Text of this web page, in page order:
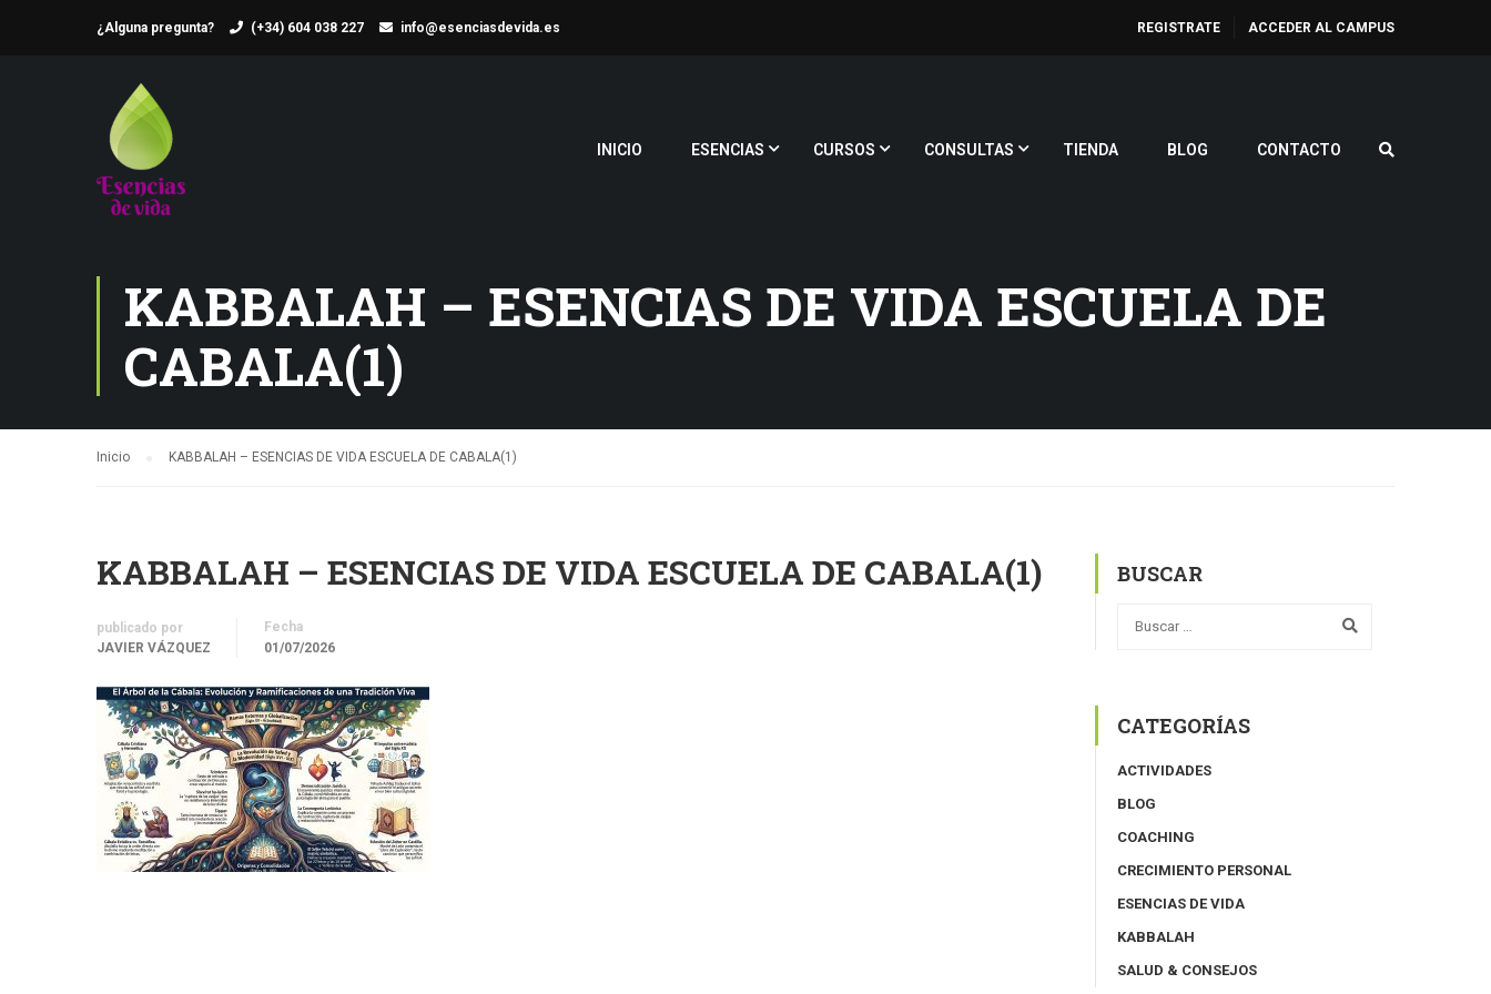
¿Alguna pregunta? (+34) 604 038 227 info@esenciasdevida.es REGISTRATE ACCEDER AL CAMPUS
INICIO ESENCIAS CURSOS CONSULTAS TIENDA BLOG CONTACTO
KABBALAH – ESENCIAS DE VIDA ESCUELA DE
CABALA(1)
Inicio KABBALAH – ESENCIAS DE VIDA ESCUELA DE CABALA(1)
KABBALAH – ESENCIAS DE VIDA ESCUELA DE CABALA(1)
publicado por
JAVIER VÁZQUEZ
Fecha
01/07/2026
BUSCAR
CATEGORÍAS
ACTIVIDADES
BLOG
COACHING
CRECIMIENTO PERSONAL
ESENCIAS DE VIDA
KABBALAH
SALUD & CONSEJOS